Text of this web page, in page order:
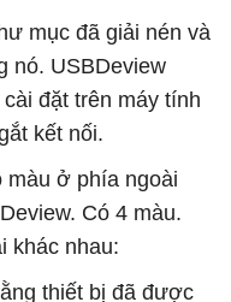
mục đã giải nén và
nó. USBDeview
đặt trên máy tính
kết nối.
ở phía ngoài
Có 4 màu.
khác nhau:
thiết bị đã được